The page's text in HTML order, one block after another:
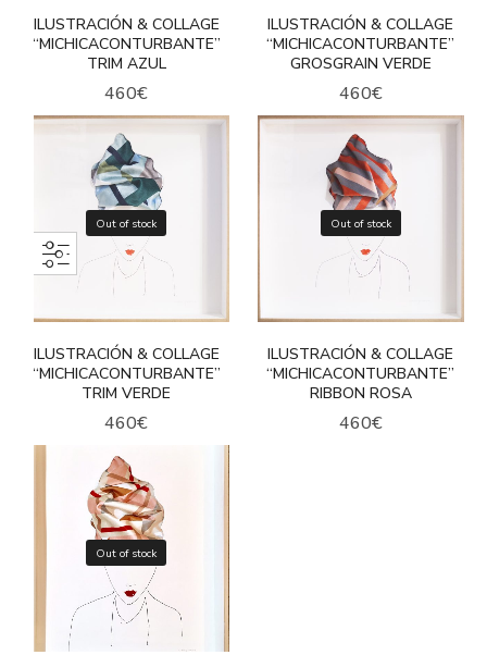
ILUSTRACIÓN & COLLAGE
“MICHICACONTURBANTE”
TRIM AZUL
460€
ILUSTRACIÓN & COLLAGE
“MICHICACONTURBANTE”
GROSGRAIN VERDE
460€
Out of stock
ILUSTRACIÓN & COLLAGE
“MICHICACONTURBANTE”
TRIM VERDE
460€
Out of stock
ILUSTRACIÓN & COLLAGE
“MICHICACONTURBANTE”
RIBBON ROSA
460€
Out of stock